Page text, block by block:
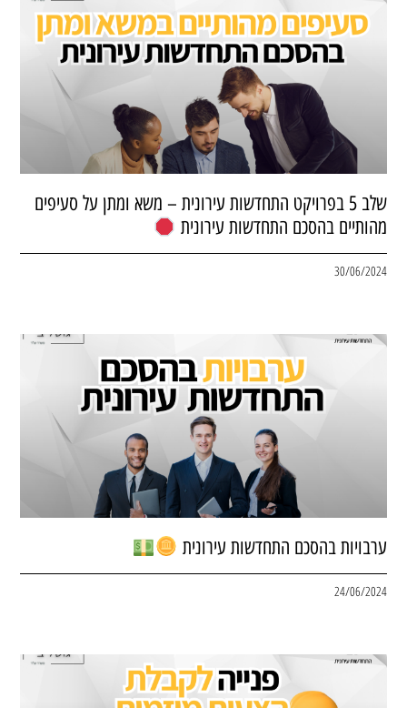
שלב 5 בפרויקט התחדשות עירונית – משא ומתן על סעיפים
מהותיים בהסכם התחדשות עירונית
30/06/2024
ערבויות בהסכם התחדשות עירונית
24/06/2024